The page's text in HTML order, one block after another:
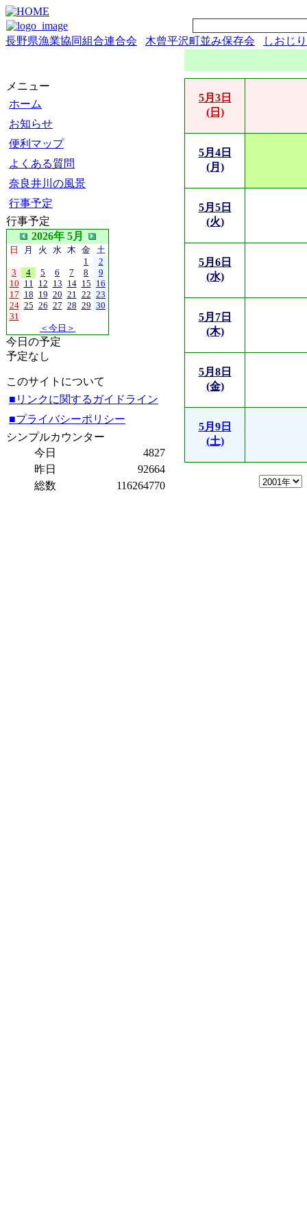
長野県漁業協同組合連合会 木曾平沢町並み保存会 しおじ
メニュー
ホーム
お知らせ
便利マップ
よくある質問
奈良井川の風景
行事予定
行事予定
2026年 5月
日 月 火 水 木 金 土
1
2
3
4 5 6 7 8
9
10 11 12 13 14 15 16
17 18 19 20 21 22 23
24 25 26 27 28 29 30
31
＜今日＞
今日の予定
予定なし
このサイトについて
■リンクに関するガイドライン
■プライバシーポリシー
シンプルカウンター
今日
4827
昨日
92664
総数
116264770
5月3日
(日)
5月4日
(月)
5月5日
(火)
5月6日
(水)
5月7日
(木)
5月8日
(金)
5月9日
(土)